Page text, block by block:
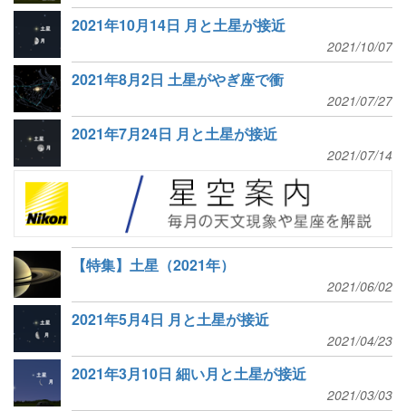
2021年10月14日 月と土星が接近
2021/10/07
2021年8月2日 土星がやぎ座で衝
2021/07/27
2021年7月24日 月と土星が接近
2021/07/14
【特集】土星（2021年）
2021/06/02
2021年5月4日 月と土星が接近
2021/04/23
2021年3月10日 細い月と土星が接近
2021/03/03